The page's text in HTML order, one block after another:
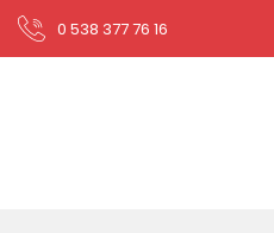
0 538 377 76 16